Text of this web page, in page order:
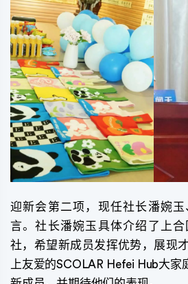
迎新会第二项，现任社长潘婉
言。社长潘婉玉具体介绍了上
社，希望新成员发挥优势，展现
上友爱的SCOLAR Hefei Hub大家